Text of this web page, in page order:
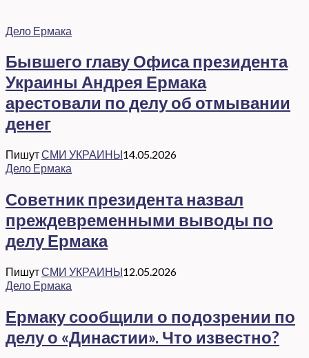
Дело Ермака
Бывшего главу Офиса президента
Украины Андрея Ермака
арестовали по делу об отмывании
денег
ПишутСМИ УКРАИНЫ14.05.2026
Дело Ермака
Советник президента назвал
преждевременными выводы по
делу Ермака
ПишутСМИ УКРАИНЫ12.05.2026
Дело Ермака
Ермаку сообщили о подозрении по
делу о «Династии». Что известно?